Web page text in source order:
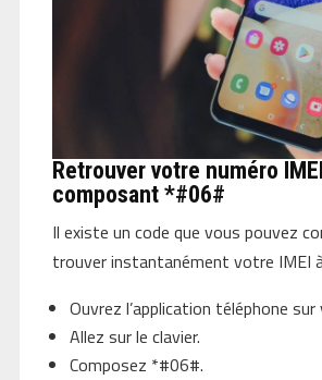
Retrouver votre numéro
composant *#06#
Il existe un code que vous pouvez
trouver instantanément votre IMEI
Ouvrez l’application téléphone
Allez sur le clavier.
Composez *#06#.